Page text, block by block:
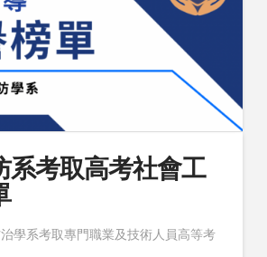
系考取高考社會工
學系考取專門職業及技術人員高等考